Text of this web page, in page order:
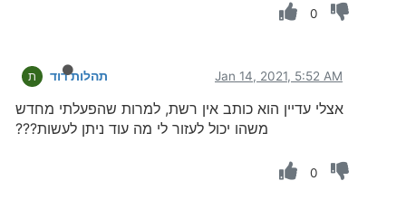
0
ת תהלות דוד Jan 14, 2021, 5:52 AM
אצלי עדיין הוא כותב אין רשת, למרות שהפעלתי מחדש
משהו יכול לעזור לי מה עוד ניתן לעשות???
0